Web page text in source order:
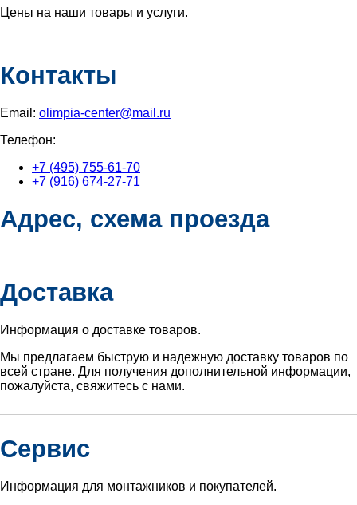
Цены на наши товары и услуги.
Контакты
Email: olimpia-center@mail.ru
Телефон:
+7 (495) 755-61-70
+7 (916) 674-27-71
Адрес, схема проезда
Доставка
Информация о доставке товаров.
Мы предлагаем быструю и надежную доставку товаров по
всей стране. Для получения дополнительной информации,
пожалуйста, свяжитесь с нами.
Сервис
Информация для монтажников и покупателей.